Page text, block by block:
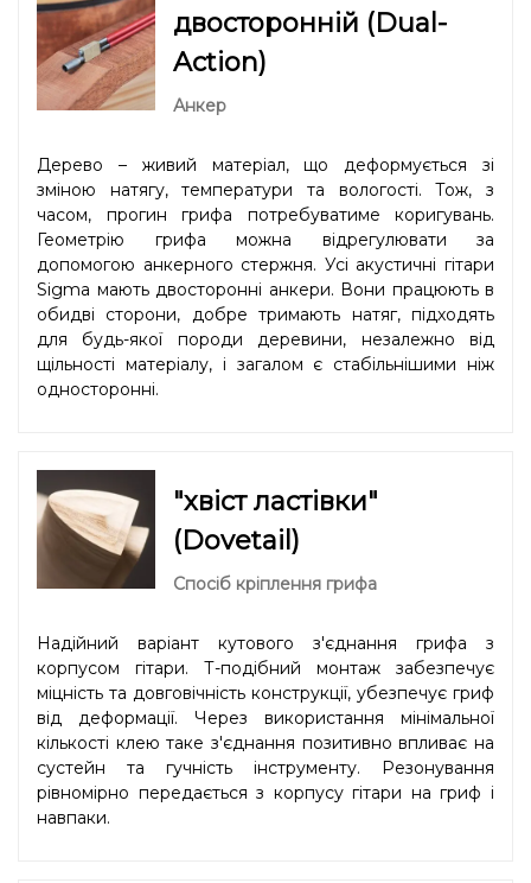
двосторонній (Dual-
Action)
Анкер
Дерево – живий матеріал, що деформується зі
зміною натягу, температури та вологості. Тож, з
часом, прогин грифа потребуватиме коригувань.
Геометрію грифа можна відрегулювати за
допомогою анкерного стержня. Усі акустичні гітари
Sigma мають двосторонні анкери. Вони працюють в
обидві сторони, добре тримають натяг, підходять
для будь-якої породи деревини, незалежно від
щільності матеріалу, і загалом є стабільнішими ніж
односторонні.
"хвіст ластівки"
(Dovetail)
Спосіб кріплення грифа
Надійний варіант кутового з'єднання грифа з
корпусом гітари. Т-подібний монтаж забезпечує
міцність та довговічність конструкції, убезпечує гриф
від деформації. Через використання мінімальної
кількості клею таке з'єднання позитивно впливає на
сустейн та гучність інструменту. Резонування
рівномірно передається з корпусу гітари на гриф і
навпаки.